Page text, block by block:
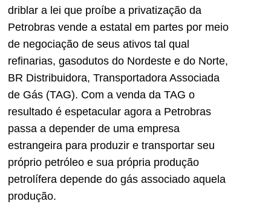
driblar a lei que proíbe a privatização da
Petrobras vende a estatal em partes por meio
de negociação de seus ativos tal qual
refinarias, gasodutos do Nordeste e do Norte,
BR Distribuidora, Transportadora Associada
de Gás (TAG). Com a venda da TAG o
resultado é espetacular agora a Petrobras
passa a depender de uma empresa
estrangeira para produzir e transportar seu
próprio petróleo e sua própria produção
petrolífera depende do gás associado aquela
produção.